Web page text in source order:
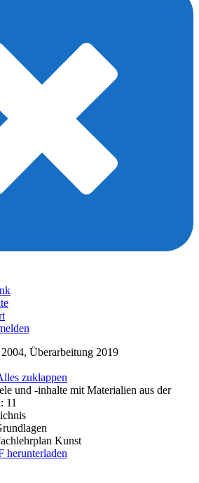
Überarbeitung 2019
zuklappen
und -inhalte mit Materialien aus der
11
Kunst
herunterladen